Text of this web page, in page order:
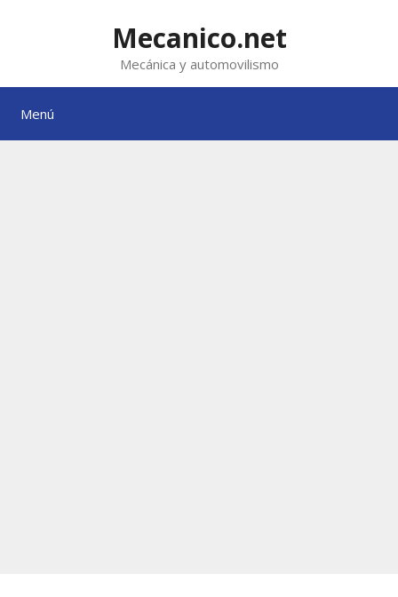
Mecanico.net
Mecánica y automovilismo
Menú